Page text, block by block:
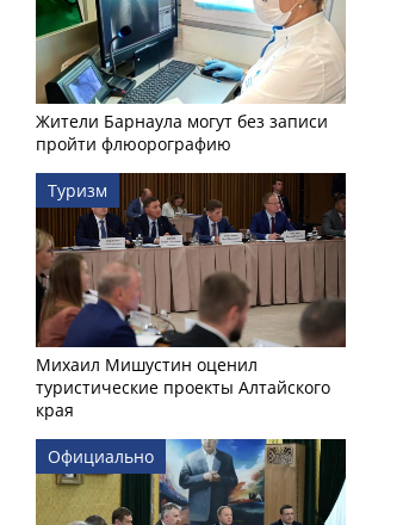
Жители Барнаула могут без записи
пройти флюорографию
Туризм
Михаил Мишустин оценил
туристические проекты Алтайского
края
Официально